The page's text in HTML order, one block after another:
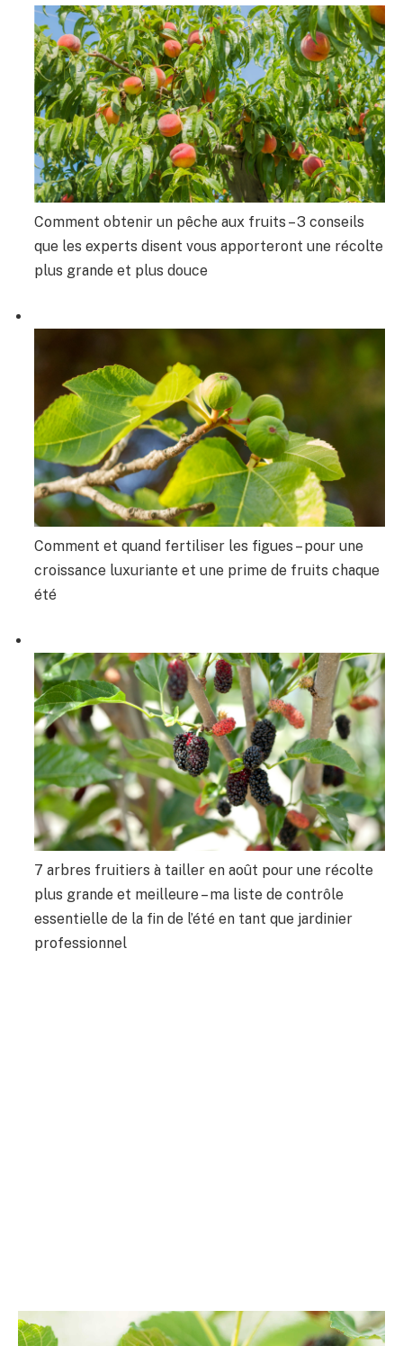
Comment obtenir un pêche aux fruits – 3 conseils
que les experts disent vous apporteront une récolte
plus grande et plus douce
Comment et quand fertiliser les figues – pour une
croissance luxuriante et une prime de fruits chaque
été
7 arbres fruitiers à tailler en août pour une récolte
plus grande et meilleure – ma liste de contrôle
essentielle de la fin de l’été en tant que jardinier
professionnel